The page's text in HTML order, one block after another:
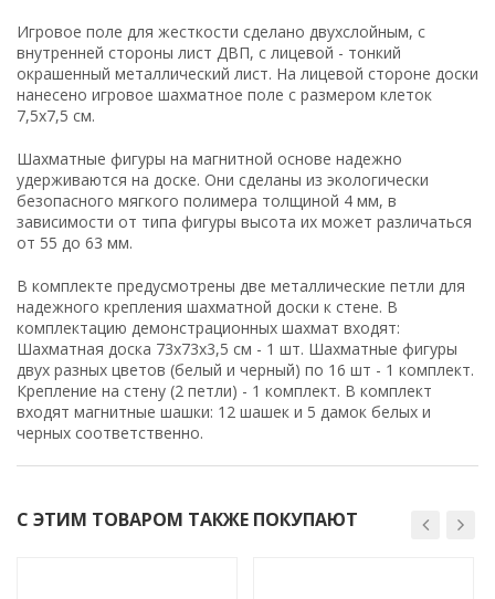
Игровое поле для жесткости сделано двухслойным, с
внутренней стороны лист ДВП, с лицевой - тонкий
окрашенный металлический лист. На лицевой стороне доски
нанесено игровое шахматное поле с размером клеток
7,5х7,5 см.
Шахматные фигуры на магнитной основе надежно
удерживаются на доске. Они сделаны из экологически
безопасного мягкого полимера толщиной 4 мм, в
зависимости от типа фигуры высота их может различаться
от 55 до 63 мм.
В комплекте предусмотрены две металлические петли для
надежного крепления шахматной доски к стене. В
комплектацию демонстрационных шахмат входят:
Шахматная доска 73х73х3,5 см - 1 шт. Шахматные фигуры
двух разных цветов (белый и черный) по 16 шт - 1 комплект.
Крепление на стену (2 петли) - 1 комплект. В комплект
входят магнитные шашки: 12 шашек и 5 дамок белых и
черных соответственно.
С ЭТИМ ТОВАРОМ ТАКЖЕ ПОКУПАЮТ